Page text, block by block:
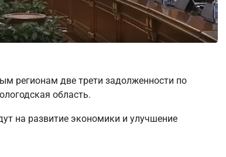
регионам две трети задолженности по
область.
на развитие экономики и улучшение